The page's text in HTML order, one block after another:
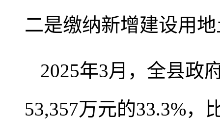
二是缴纳新增建设用
2025年3月，全县政
53,357万元的33.3%，